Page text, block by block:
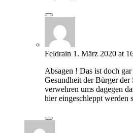
Feldrain 1. März 2020 at
Absagen ! Das ist doch
Gesundheit der Bürger der
verwehren ums dagegen
hier eingeschleppt werden